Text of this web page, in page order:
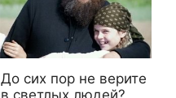
До сих пор не верите
в светлых людей?